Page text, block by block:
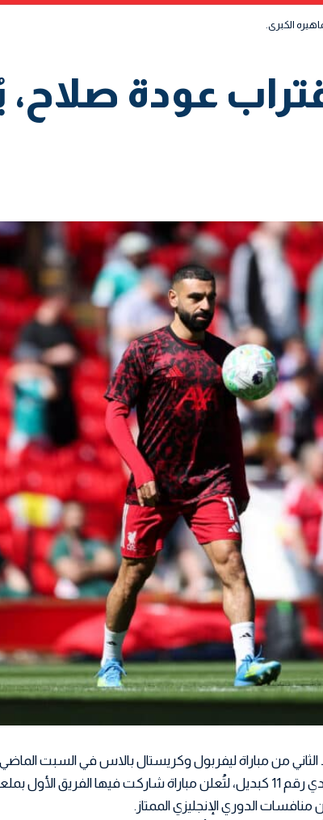
الكبرى.
عودة صلاح،
من مباراة ليفربول وكريستال بالاس في السبت
وصول اللاعب مرتدي رقم 11 كبديل، لتُعلن مباراة شاركت فيها الفريق الأول
الدوري الإنجليزي الممتاز.